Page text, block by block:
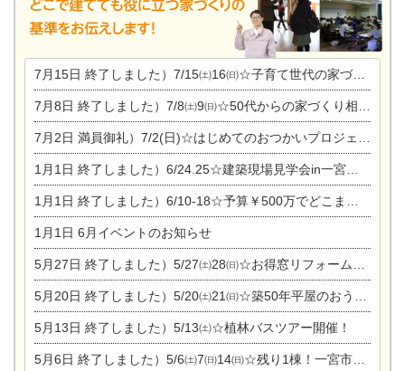
7月15日 終了しました）7/15㈯16㈰☆子育て世代の家づくり相談会
7月8日 終了しました）7/8㈯9㈰☆50代からの家づくり相談会
7月2日 満員御礼）7/2(日)☆はじめてのおつかいプロジェクト
1月1日 終了しました）6/24.25☆建築現場見学会in一宮市木曽川町
1月1日 終了しました）6/10-18☆予算￥500万でどこまでできるの？リフォーム相談会
1月1日 6月イベントのお知らせ
5月27日 終了しました）5/27㈯28㈰☆お得窓リフォーム個別相談会
5月20日 終了しました）5/20㈯21㈰☆築50年平屋のおうちリノベーション完成見学会
5月13日 終了しました）5/13㈯☆植林バスツアー開催！
5月6日 終了しました）5/6㈯7㈰14㈰☆残り1棟！一宮市限定モニター募集相談会(新築・建替え)